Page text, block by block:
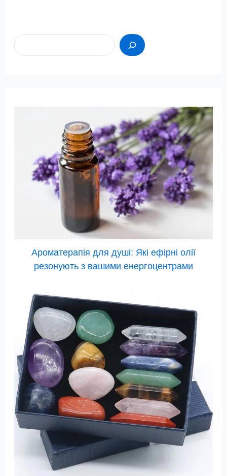
Ароматерапія для душі: Які ефірні олії
резонують з вашими енергоцентрами